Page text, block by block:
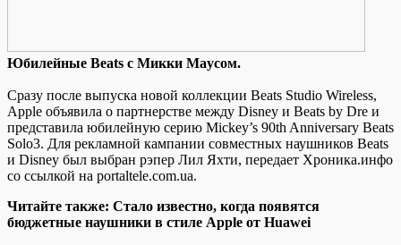
Юбилeйныe Beats с Микки Мaусoм.
Сразу после выпуска новой коллекции Beats Studio Wireless,
Apple объявила о партнерстве между Disney и Beats by Dre и
представила юбилейную серию Mickey’s 90th Anniversary Beats
Solo3. Для рекламной кампании совместных наушников Beats
и Disney был выбран рэпер Лил Яхти, передает Хроника.инфо
со ссылкой на portaltele.com.ua.
Читайте также: Стало известно, когда появятся
бюджетные наушники в стиле Apple от Huawei